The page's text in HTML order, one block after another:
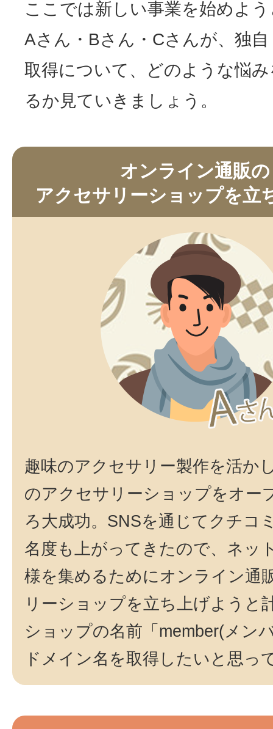
ここでは新しい事業を始めよ
Aさん・Bさん・Cさんが、独
取得について、どのような悩
るか見ていきましょう。
オンライン通販の
アクセサリーショップを立
趣味のアクセサリー製作を活か
のアクセサリーショップをオー
ろ大成功。SNSを通じてクチコ
名度も上がってきたので、ネッ
様を集めるためにオンライン通
リーショップを立ち上げようと
ショップの名前「member(メン
ドメイン名を取得したいと思っ